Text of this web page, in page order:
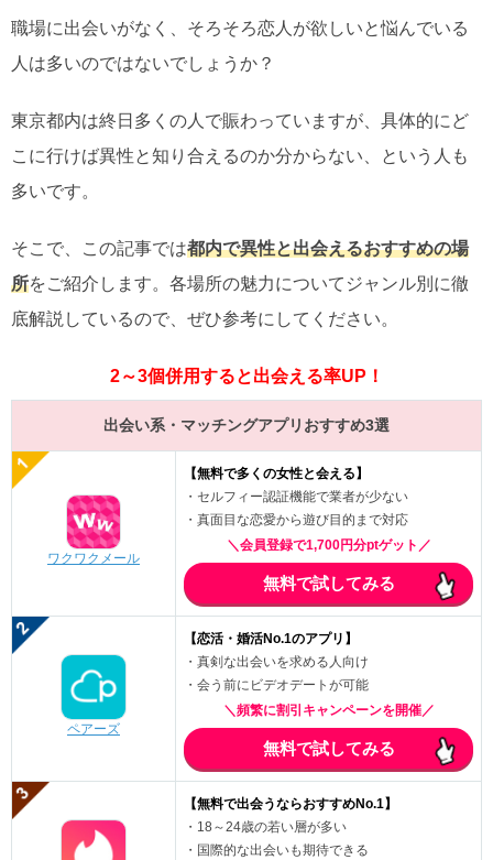
職場に出会いがなく、そろそろ恋人が欲しいと悩んでいる
人は多いのではないでしょうか？
東京都内は終日多くの人で賑わっていますが、具体的にど
こに行けば異性と知り合えるのか分からない、という人も
多いです。
そこで、この記事では都内で異性と出会えるおすすめの場
所をご紹介します。各場所の魅力についてジャンル別に徹
底解説しているので、ぜひ参考にしてください。
2～3個併用すると出会える率UP！
出会い系・マッチングアプリおすすめ3選
ワクワクメール
【無料で多くの女性と会える】
・セルフィー認証機能で業者が少ない
・真面目な恋愛から遊び目的まで対応
＼会員登録で1,700円分ptゲット／
無料で試してみる
ペアーズ
【恋活・婚活No.1のアプリ】
・真剣な出会いを求める人向け
・会う前にビデオデートが可能
＼頻繁に割引キャンペーンを開催／
無料で試してみる
【無料で出会うならおすすめNo.1】
・18～24歳の若い層が多い
・国際的な出会いも期待できる